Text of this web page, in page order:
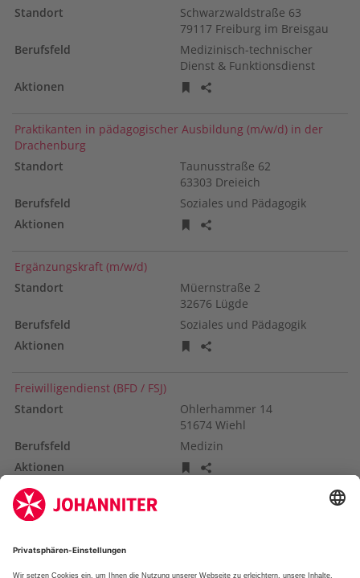
Schwarzwaldstraße 63
79117 Freiburg im Breisgau
Medizinisch-technischer
Dienst & Funktionsdienst
Stellenanzeige merken
Praktikanten in pädagogischer Ausbildung (m/w/d) in der
Drachenburg
Taunusstraße 62
63303 Dreieich
Soziales und Pädagogik
Stellenanzeige merken
Ergänzungskraft (m/w/d)
Müernstraße 2
32676 Lügde
Soziales und Pädagogik
Stellenanzeige merken
Freiwilligendienst (BFD / FSJ)
Ohlerhammer 14
51674 Wiehl
Medizin
Stellenanzeige merken
Seiten